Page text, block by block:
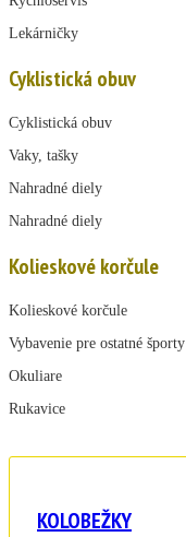
Lekárničky
Cyklistická obuv
Cyklistická obuv
Vaky, tašky
Nahradné diely
Nahradné diely
Kolieskové korčule
Kolieskové korčule
Vybavenie pre ostatné športy
Okuliare
Rukavice
KOLOBEŽKY